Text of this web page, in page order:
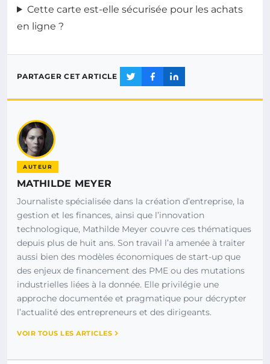
Cette carte est-elle sécurisée pour les achats
en ligne ?
PARTAGER CET ARTICLE
AUTEUR
MATHILDE MEYER
Journaliste spécialisée dans la création d’entreprise, la
gestion et les finances, ainsi que l’innovation
technologique, Mathilde Meyer couvre ces thématiques
depuis plus de huit ans. Son travail l’a amenée à traiter
aussi bien des modèles économiques de start-up que
des enjeux de financement des PME ou des mutations
industrielles liées à la donnée. Elle privilégie une
approche documentée et pragmatique pour décrypter
l’actualité des entrepreneurs et des dirigeants.
VOIR TOUS LES ARTICLES